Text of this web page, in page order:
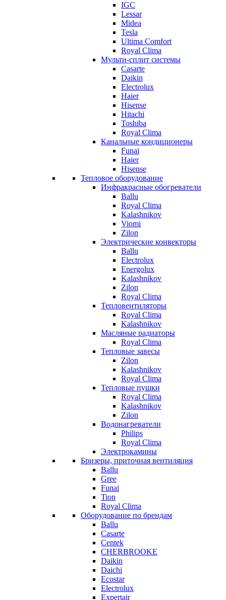
IGC
Lessar
Midea
Tesla
Ultima Comfort
Royal Clima
Мульти-сплит системы
Casarte
Daikin
Electrolux
Haier
Hisense
Hitachi
Toshiba
Royal Clima
Канальные кондиционеры
Funai
Haier
Hisense
Тепловое оборудование
Инфракрасные обогреватели
Ballu
Royal Clima
Kalashnikov
Viomi
Zilon
Электрические конвекторы
Ballu
Electrolux
Energolux
Kalashnikov
Zilon
Royal Clima
Тепловентиляторы
Royal Clima
Kalashnikov
Масляные радиаторы
Royal Clima
Тепловые завесы
Zilon
Kalashnikov
Royal Clima
Тепловые пушки
Royal Clima
Kalashnikov
Zilon
Водонагреватели
Philips
Royal Clima
Электрокамины
Бризеры, приточная вентиляция
Ballu
Gree
Funai
Tion
Royal Clima
Оборудование по брендам
Ballu
Casarte
Centek
CHERBROOKE
Daikin
Daichi
Ecostar
Electrolux
Expertair